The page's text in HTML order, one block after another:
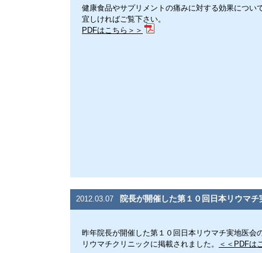
健康食品やサプリメントの痛みに対する効果につい
宜しければご覧下さい。
PDFはこちら＞＞
2012.03.07 院長が開催した第１０回日本リウマ
昨年院長が開催した第１０回日本リウマチ実地医会
リウマチクリニックに掲載されました。
＜＜PDFは